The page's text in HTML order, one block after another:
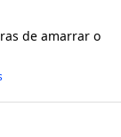
de amarrar o